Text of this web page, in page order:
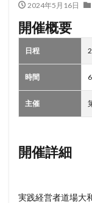
2024年5月16日
開催概要
日程
時間
主催
開催詳細
実践経営者道場大